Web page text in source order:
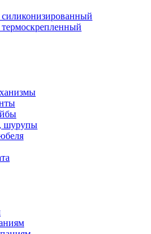
шурупы